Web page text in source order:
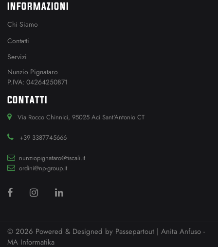
INFORMAZIONI
Chi Siamo
Contatti
Servizi
Nunzio Pignataro
P.IVA: 04264250871
CONTATTI
Via Rocco Chinnici, 95025 Aci Sant'Antonio CT
+39 3387745666
nunziopignataro@tiscali.it
ordini@np-group.it
© 2026 Powered & Designed by Passepartout | Anita Anfuso -
MA Informatika